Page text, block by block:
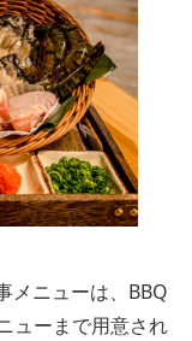
メニューは、BBQ
ューまで用意され